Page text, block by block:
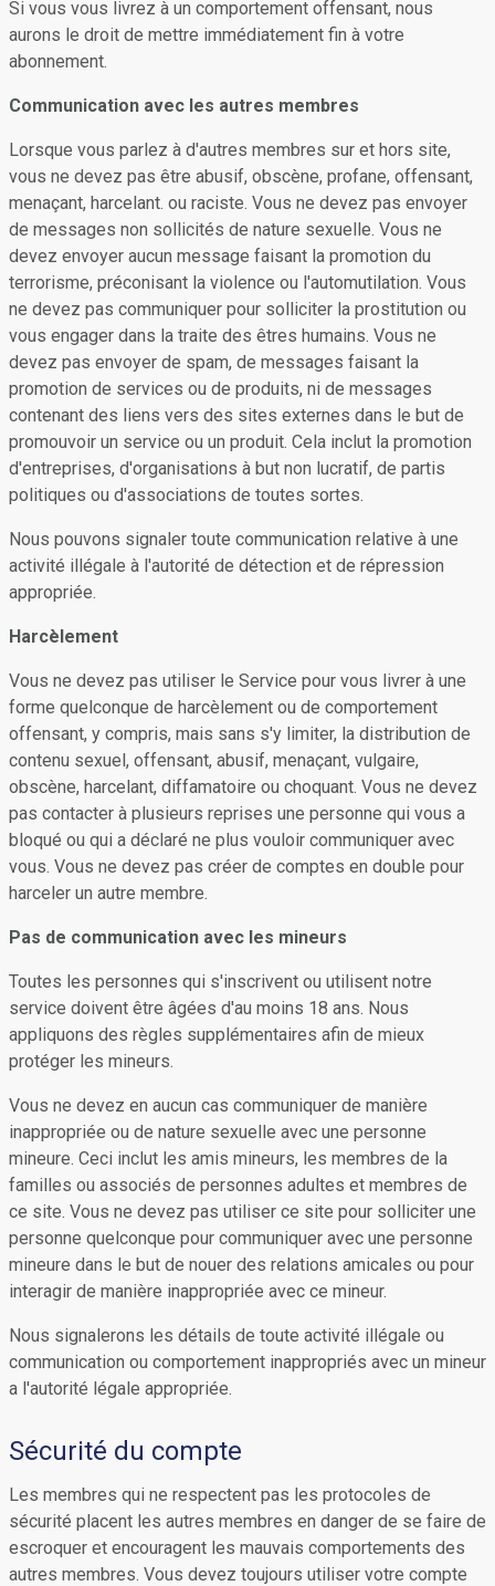
Si vous vous livrez à un comportement offensant, nous
aurons le droit de mettre immédiatement fin à votre
abonnement.
Communication avec les autres membres
Lorsque vous parlez à d'autres membres sur et hors site,
vous ne devez pas être abusif, obscène, profane, offensant,
menaçant, harcelant. ou raciste. Vous ne devez pas envoyer
de messages non sollicités de nature sexuelle. Vous ne
devez envoyer aucun message faisant la promotion du
terrorisme, préconisant la violence ou l'automutilation. Vous
ne devez pas communiquer pour solliciter la prostitution ou
vous engager dans la traite des êtres humains. Vous ne
devez pas envoyer de spam, de messages faisant la
promotion de services ou de produits, ni de messages
contenant des liens vers des sites externes dans le but de
promouvoir un service ou un produit. Cela inclut la promotion
d'entreprises, d'organisations à but non lucratif, de partis
politiques ou d'associations de toutes sortes.
Nous pouvons signaler toute communication relative à une
activité illégale à l'autorité de détection et de répression
appropriée.
Harcèlement
Vous ne devez pas utiliser le Service pour vous livrer à une
forme quelconque de harcèlement ou de comportement
offensant, y compris, mais sans s'y limiter, la distribution de
contenu sexuel, offensant, abusif, menaçant, vulgaire,
obscène, harcelant, diffamatoire ou choquant. Vous ne devez
pas contacter à plusieurs reprises une personne qui vous a
bloqué ou qui a déclaré ne plus vouloir communiquer avec
vous. Vous ne devez pas créer de comptes en double pour
harceler un autre membre.
Pas de communication avec les mineurs
Toutes les personnes qui s'inscrivent ou utilisent notre
service doivent être âgées d'au moins 18 ans. Nous
appliquons des règles supplémentaires afin de mieux
protéger les mineurs.
Vous ne devez en aucun cas communiquer de manière
inappropriée ou de nature sexuelle avec une personne
mineure. Ceci inclut les amis mineurs, les membres de la
familles ou associés de personnes adultes et membres de
ce site. Vous ne devez pas utiliser ce site pour solliciter une
personne quelconque pour communiquer avec une personne
mineure dans le but de nouer des relations amicales ou pour
interagir de manière inappropriée avec ce mineur.
Nous signalerons les détails de toute activité illégale ou
communication ou comportement inappropriés avec un mineur
a l'autorité légale appropriée.
Sécurité du compte
Les membres qui ne respectent pas les protocoles de
sécurité placent les autres membres en danger de se faire de
escroquer et encouragent les mauvais comportements des
autres membres. Vous devez toujours utiliser votre compte